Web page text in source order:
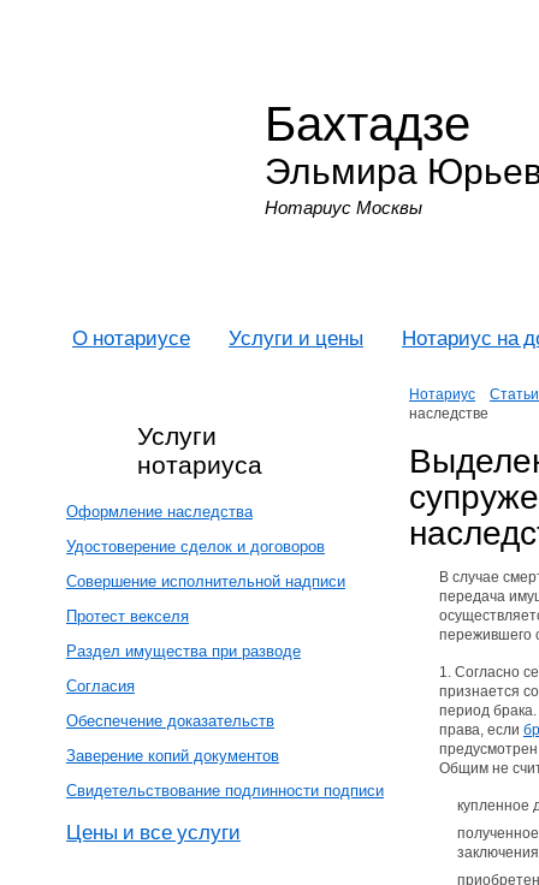
Бахтадзе
Эльмира
Нотариус Москвы
О нотариусе Услуги и цены Нотариус на
Нотариус
Статьи
наследстве
В случае
передача
пережившего
1. Согласно
признается
период
права, если
Общим не
купленное
Услуги
нотариуса
Оформление наследства
Удостоверение сделок и договоров
Совершение исполнительной надписи
Протест векселя
Раздел имущества при разводе
Согласия
Обеспечение доказательств
Заверение копий документов
Свидетельствование подлинности подписи
Цены и все услуги